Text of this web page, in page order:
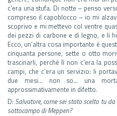
c’era una stufa. Di notte – penso
compreso il capoblocco – io mi
scoprivo e mi mettevo col ventre
dei pezzi di carbone e di legno, e li
Ecco, un’altra cosa importante è
cinquanta persone, sette o otto
trascinarli, perché lì non c’era la
campi, che c’era un servizio: li
due mesi… non so… una
approssimativamente in difetto.
D:Salvatore, come sei stato scelto tu
sottocampo di Meppen?